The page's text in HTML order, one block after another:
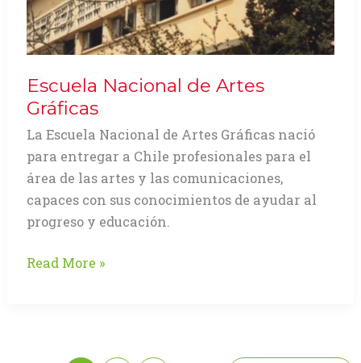
Escuela Nacional de Artes
Gráficas
La Escuela Nacional de Artes Gráficas nació
para entregar a Chile profesionales para el
área de las artes y las comunicaciones,
capaces con sus conocimientos de ayudar al
progreso y educación.
Escuela
Read More »